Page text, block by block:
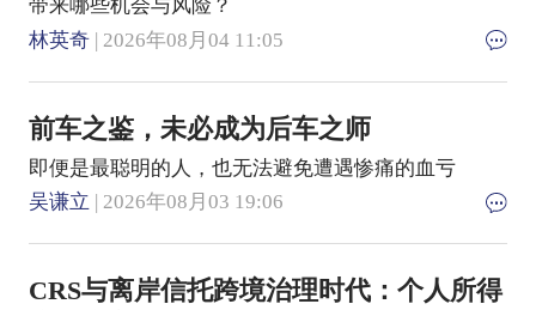
带来哪些机会与风险？
林英奇| 2026年08月04 11:05
前车之鉴，未必成为后车之师
即便是最聪明的人，也无法避免遭遇惨痛的血亏
吴谦立 | 2026年08月03 19:06
CRS与离岸信托跨境治理时代：个人所得